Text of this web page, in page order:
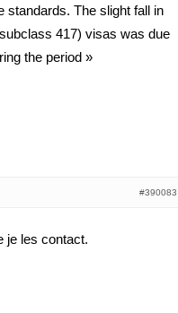
standards. The slight fall in
417) visas was due
the period »
#390083
je les contact.